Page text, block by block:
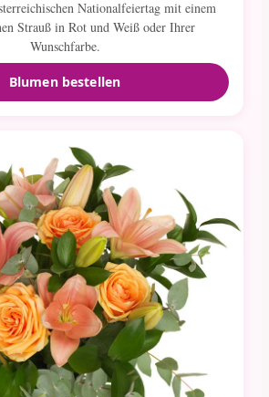
Nationalfeiertag mit einem
Strauß in Rot und Weiß oder Ihrer
Wunschfarbe.
Blumen bestellen